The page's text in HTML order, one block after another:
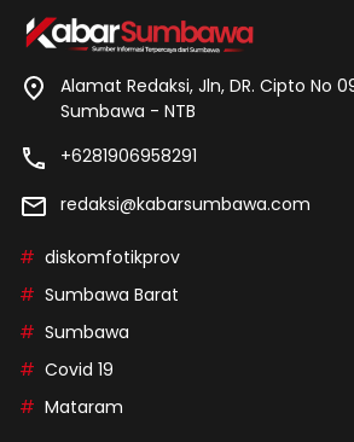
Alamat Redaksi, Jln, DR. Cipto No
Sumbawa - NTB
+6281906958291
redaksi@kabarsumbawa.com
diskomfotikprov
Sumbawa Barat
Sumbawa
Covid 19
Mataram